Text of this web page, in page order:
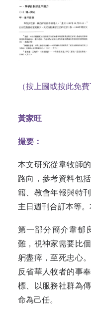
（按上圖或按此免費
黃家旺
撮要：
本文研究從韋牧師
路向，參考資料包
籍、教會年報與特
主日週刊合訂本等。
第一部分簡介韋郁
難，視神家需要比
躬盡瘁 ，至死忠心
反省華人牧者的事
標、以服務社群為
命為己任。